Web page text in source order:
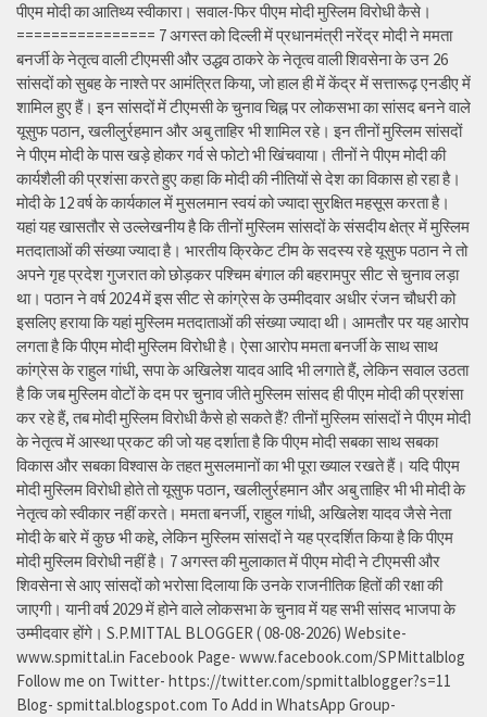
पीएम मोदी का आतिथ्य स्वीकारा। सवाल-फिर पीएम मोदी मुस्लिम विरोधी कैसे।
================ 7 अगस्त को दिल्ली में प्रधानमंत्री नरेंद्र मोदी ने ममता
बनर्जी के नेतृत्व वाली टीएमसी और उद्धव ठाकरे के नेतृत्व वाली शिवसेना के उन 26
सांसदों को सुबह के नाश्ते पर आमंत्रित किया, जो हाल ही में केंद्र में सत्तारूढ़ एनडीए में
शामिल हुए हैं। इन सांसदों में टीएमसी के चुनाव चिह्न पर लोकसभा का सांसद बनने वाले
यूसुफ पठान, खलीलुर्रहमान और अबु ताहिर भी शामिल रहे। इन तीनों मुस्लिम सांसदों
ने पीएम मोदी के पास खड़े होकर गर्व से फोटो भी खिंचवाया। तीनों ने पीएम मोदी की
कार्यशैली की प्रशंसा करते हुए कहा कि मोदी की नीतियों से देश का विकास हो रहा है।
मोदी के 12 वर्ष के कार्यकाल में मुसलमान स्वयं को ज्यादा सुरक्षित महसूस करता है।
यहां यह खासतौर से उल्लेखनीय है कि तीनों मुस्लिम सांसदों के संसदीय क्षेत्र में मुस्लिम
मतदाताओं की संख्या ज्यादा है। भारतीय क्रिकेट टीम के सदस्य रहे यूसुफ पठान ने तो
अपने गृह प्रदेश गुजरात को छोड़कर पश्चिम बंगाल की बहरामपुर सीट से चुनाव लड़ा
था। पठान ने वर्ष 2024 में इस सीट से कांग्रेस के उम्मीदवार अधीर रंजन चौधरी को
इसलिए हराया कि यहां मुस्लिम मतदाताओं की संख्या ज्यादा थी। आमतौर पर यह आरोप
लगता है कि पीएम मोदी मुस्लिम विरोधी है। ऐसा आरोप ममता बनर्जी के साथ साथ
कांग्रेस के राहुल गांधी, सपा के अखिलेश यादव आदि भी लगाते हैं, लेकिन सवाल उठता
है कि जब मुस्लिम वोटों के दम पर चुनाव जीते मुस्लिम सांसद ही पीएम मोदी की प्रशंसा
कर रहे हैं, तब मोदी मुस्लिम विरोधी कैसे हो सकते हैं? तीनों मुस्लिम सांसदों ने पीएम मोदी
के नेतृत्व में आस्था प्रकट की जो यह दर्शाता है कि पीएम मोदी सबका साथ सबका
विकास और सबका विश्वास के तहत मुसलमानों का भी पूरा ख्याल रखते हैं। यदि पीएम
मोदी मुस्लिम विरोधी होते तो यूसुफ पठान, खलीलुर्रहमान और अबु ताहिर भी भी मोदी के
नेतृत्व को स्वीकार नहीं करते। ममता बनर्जी, राहुल गांधी, अखिलेश यादव जैसे नेता
मोदी के बारे में कुछ भी कहे, लेकिन मुस्लिम सांसदों ने यह प्रदर्शित किया है कि पीएम
मोदी मुस्लिम विरोधी नहीं है। 7 अगस्त की मुलाकात में पीएम मोदी ने टीएमसी और
शिवसेना से आए सांसदों को भरोसा दिलाया कि उनके राजनीतिक हितों की रक्षा की
जाएगी। यानी वर्ष 2029 में होने वाले लोकसभा के चुनाव में यह सभी सांसद भाजपा के
उम्मीदवार होंगे। S.P.MITTAL BLOGGER ( 08-08-2026) Website-
www.spmittal.in Facebook Page- www.facebook.com/SPMittalblog
Follow me on Twitter- https://twitter.com/spmittalblogger?s=11
Blog- spmittal.blogspot.com To Add in WhatsApp Group-